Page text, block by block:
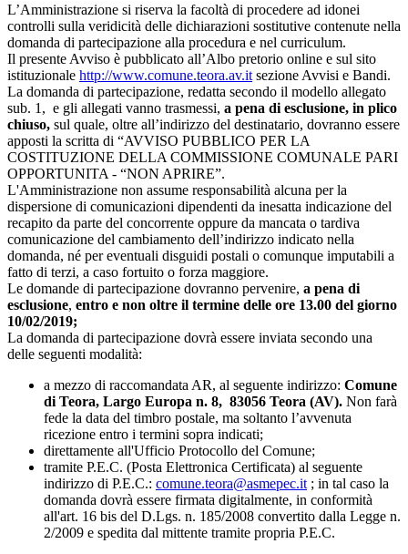
L’Amministrazione si riserva la facoltà di procedere ad idonei
controlli sulla veridicità delle dichiarazioni sostitutive contenute nella
domanda di partecipazione alla procedura e nel curriculum.
Il presente Avviso è pubblicato all’Albo pretorio online e sul sito
istituzionale http://www.comune.teora.av.it sezione Avvisi e Bandi.
La domanda di partecipazione, redatta secondo il modello allegato
sub. 1, e gli allegati vanno trasmessi, a pena di esclusione, in plico
chiuso, sul quale, oltre all’indirizzo del destinatario, dovranno essere
apposti la scritta di “AVVISO PUBBLICO PER LA
COSTITUZIONE DELLA COMMISSIONE COMUNALE PARI
OPPORTUNITA - “NON APRIRE”.
L'Amministrazione non assume responsabilità alcuna per la
dispersione di comunicazioni dipendenti da inesatta indicazione del
recapito da parte del concorrente oppure da mancata o tardiva
comunicazione del cambiamento dell’indirizzo indicato nella
domanda, né per eventuali disguidi postali o comunque imputabili a
fatto di terzi, a caso fortuito o forza maggiore.
Le domande di partecipazione dovranno pervenire, a pena di
esclusione, entro e non oltre il termine delle ore 13.00 del giorno
10/02/2019;
La domanda di partecipazione dovrà essere inviata secondo una
delle seguenti modalità:
a mezzo di raccomandata AR, al seguente indirizzo: Comune
di Teora, Largo Europa n. 8, 83056 Teora (AV). Non farà
fede la data del timbro postale, ma soltanto l’avvenuta
ricezione entro i termini sopra indicati;
direttamente all'Ufficio Protocollo del Comune;
tramite P.E.C. (Posta Elettronica Certificata) al seguente
indirizzo di P.E.C.: comune.teora@asmepec.it ; in tal caso la
domanda dovrà essere firmata digitalmente, in conformità
all'art. 16 bis del D.Lgs. n. 185/2008 convertito dalla Legge n.
2/2009 e spedita dal mittente tramite propria P.E.C.